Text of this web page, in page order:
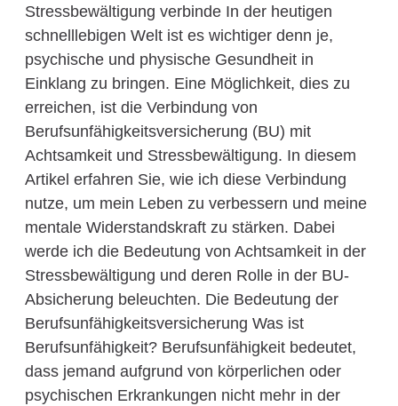
Stressbewältigung verbinde In der heutigen
schnelllebigen Welt ist es wichtiger denn je,
psychische und physische Gesundheit in
Einklang zu bringen. Eine Möglichkeit, dies zu
erreichen, ist die Verbindung von
Berufsunfähigkeitsversicherung (BU) mit
Achtsamkeit und Stressbewältigung. In diesem
Artikel erfahren Sie, wie ich diese Verbindung
nutze, um mein Leben zu verbessern und meine
mentale Widerstandskraft zu stärken. Dabei
werde ich die Bedeutung von Achtsamkeit in der
Stressbewältigung und deren Rolle in der BU-
Absicherung beleuchten. Die Bedeutung der
Berufsunfähigkeitsversicherung Was ist
Berufsunfähigkeit? Berufsunfähigkeit bedeutet,
dass jemand aufgrund von körperlichen oder
psychischen Erkrankungen nicht mehr in der